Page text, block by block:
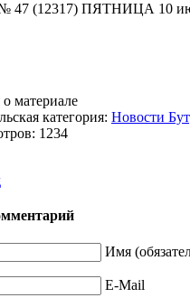
(12317) ПЯТНИЦА 10
материале
категория: Новости
1234
Имя
E-Mail